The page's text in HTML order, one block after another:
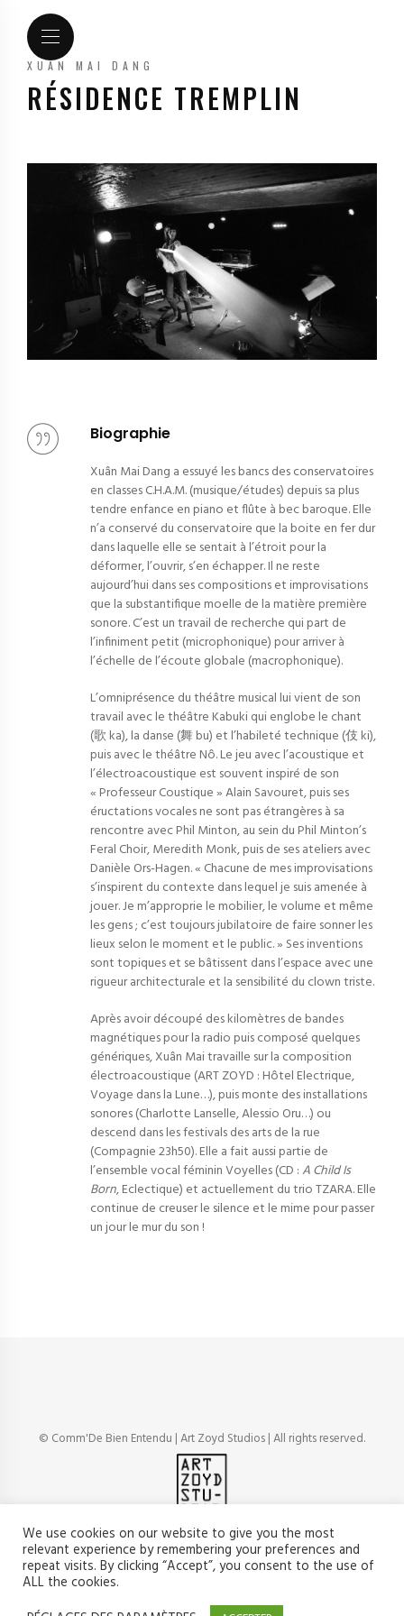
XUAN MAI DANG
RÉSIDENCE TREMPLIN
Biographie
Xuân Mai Dang a essuyé les bancs des conservatoires
en classes C.H.A.M. (musique/études) depuis sa plus
tendre enfance en piano et flûte à bec baroque. Elle
n’a conservé du conservatoire que la boite en fer dur
dans laquelle elle se sentait à l’étroit pour la
déformer, l’ouvrir, s’en échapper. Il ne reste
aujourd’hui dans ses compositions et improvisations
que la substantifique moelle de la matière première
sonore. C’est un travail de recherche qui part de
l’infiniment petit (microphonique) pour arriver à
l’échelle de l’écoute globale (macrophonique).
L’omniprésence du théâtre musical lui vient de son
travail avec le théâtre Kabuki qui englobe le chant
(歌 ka), la danse (舞 bu) et l’habileté technique (伎 ki),
puis avec le théâtre Nô. Le jeu avec l’acoustique et
l’électroacoustique est souvent inspiré de son
« Professeur Coustique » Alain Savouret, puis ses
éructations vocales ne sont pas étrangères à sa
rencontre avec Phil Minton, au sein du Phil Minton’s
Feral Choir, Meredith Monk, puis de ses ateliers avec
Danièle Ors-Hagen. « Chacune de mes improvisations
s’inspirent du contexte dans lequel je suis amenée à
jouer. Je m’approprie le mobilier, le volume et même
les gens ; c’est toujours jubilatoire de faire sonner les
lieux selon le moment et le public. » Ses inventions
sont topiques et se bâtissent dans l’espace avec une
rigueur architecturale et la sensibilité du clown triste.
Après avoir découpé des kilomètres de bandes
magnétiques pour la radio puis composé quelques
génériques, Xuân Mai travaille sur la composition
électroacoustique (ART ZOYD : Hôtel Electrique,
Voyage dans la Lune…), puis monte des installations
sonores (Charlotte Lanselle, Alessio Oru…) ou
descend dans les festivals des arts de la rue
(Compagnie 23h50). Elle a fait aussi partie de
l’ensemble vocal féminin Voyelles (CD :A Child Is
Born, Eclectique) et actuellement du trio TZARA. Elle
continue de creuser le silence et le mime pour passer
un jour le mur du son !
© Comm'De Bien Entendu | Art Zoyd Studios | All rights reserved.
We use cookies on our website to give you the most
relevant experience by remembering your preferences and
repeat visits. By clicking “Accept”, you consent to the use of
ALL the cookies.